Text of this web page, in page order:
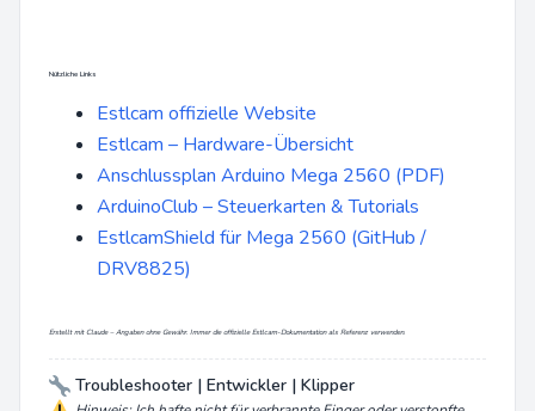
Nützliche Links
Estlcam offizielle Website
Estlcam – Hardware-Übersicht
Anschlussplan Arduino Mega 2560 (PDF)
ArduinoClub – Steuerkarten & Tutorials
EstlcamShield für Mega 2560 (GitHub /
DRV8825)
Erstellt mit Claude – Angaben ohne Gewähr. Immer die offizielle Estlcam-Dokumentation als Referenz verwenden.
Troubleshooter | Entwickler | Klipper